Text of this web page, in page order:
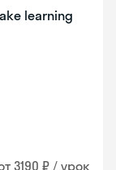
learning
3190 ₽ / урок